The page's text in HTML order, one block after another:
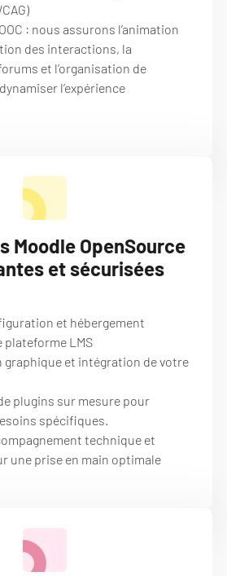
: nous assurons l’animation
des interactions, la
et l’organisation de
l’expérience
Moodle OpenSource
et sécurisées
et hébergement
plateforme LMS
graphique et intégration de votre
plugins sur mesure pour
spécifiques.
technique et
une prise en main optimale